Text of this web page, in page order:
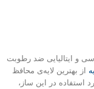
و ایتالیایی ضد رطوبت
از بهترین لایه‌ی محافظ
استفاده در این ساز،